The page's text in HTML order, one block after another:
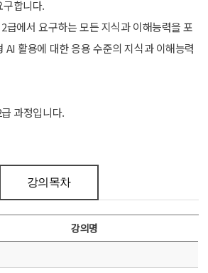
합니다.
급에서 요구하는 모든 지식과 이해능력을 포
AI 활용에 대한 응용 수준의 지식과 이해능력
과정입니다.
강의목차
강의명